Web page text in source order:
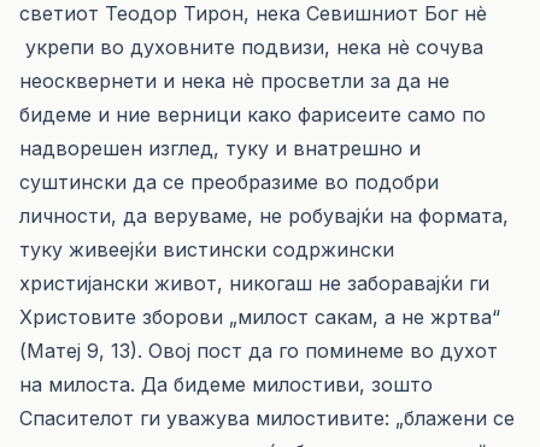
светиот Теодор Тирон, нека Севишниот Бог нѐ
укрепи во духовните подвизи, нека нѐ сочува
неосквернети и нека нѐ просветли за да не
бидеме и ние верници како фарисеите само по
надворешен изглед, туку и внатрешно и
суштински да се преобразиме во подобри
личности, да веруваме, не робувајќи на формата,
туку живеејќи вистински содржински
христијански живот, никогаш не заборавајќи ги
Христовите зборови „милост сакам, а не жртва“
(Матеј 9, 13). Овој пост да го поминеме во духот
на милоста. Да бидеме милостиви, зошто
Спасителот ги уважува милостивите: „блажени се